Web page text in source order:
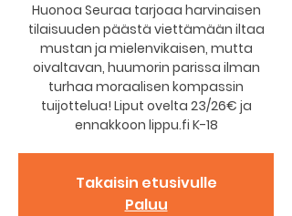
Huonoa Seuraa tarjoaa harvinaisen
tilaisuuden päästä viettämään iltaa
mustan ja mielenvikaisen, mutta
oivaltavan, huumorin parissa ilman
turhaa moraalisen kompassin
tuijottelua! Liput ovelta 23/26€ ja
ennakkoon lippu.fi K-18
Takaisin etusivulle
Paluu